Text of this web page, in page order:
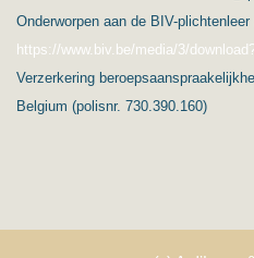
Onderworpen aan de BIV-
https://www.biv.be/media/3/
Verzerkering
Belgium (polisnr. 730.390.160)